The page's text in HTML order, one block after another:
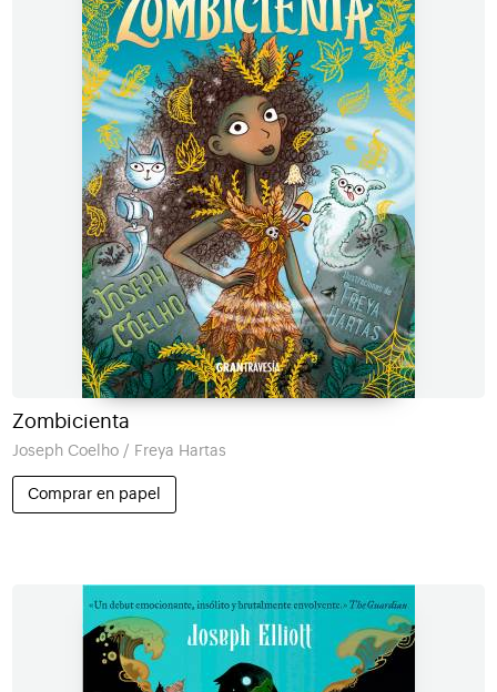
Zombicienta
Joseph Coelho / Freya Hartas
Comprar en papel